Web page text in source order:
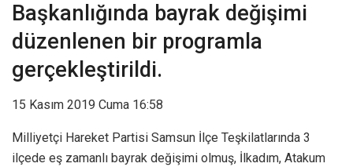
Başkanlığında bayrak değişimi
düzenlenen bir programla
gerçekleştirildi.
15 Kasım 2019 Cuma 16:58
Milliyetçi Hareket Partisi Samsun İlçe Teşkilatlarında 3
ilçede eş zamanlı bayrak değişimi olmuş, İlkadım, Atakum